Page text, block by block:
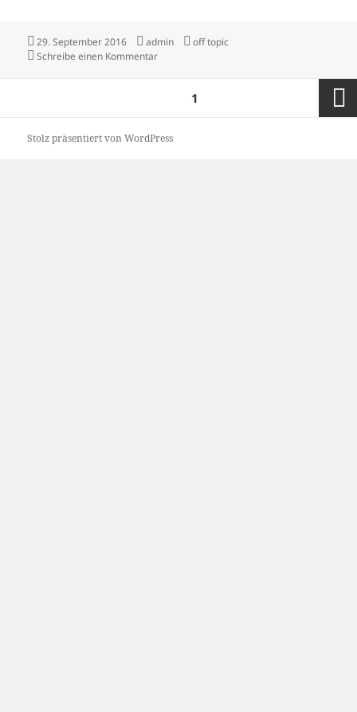
Veröffentlicht
am
29. September 2016 Autor
admin Kategorien
off topic
Schreibe einen Kommentarzu Rigi-Hochfluh
1
Stolz präsentiert von WordPress